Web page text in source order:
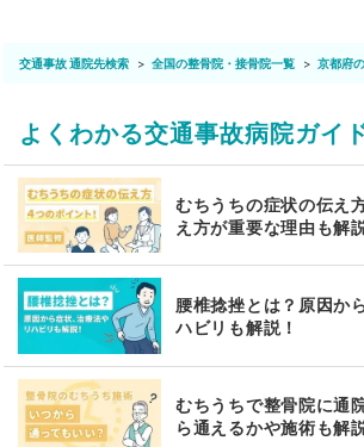
交通事故 通院先検索 全国の整骨院・接骨院一覧 京都府
よくわかる交通事故病院ガイ
むちうちの症状の伝え
え方が重要な理由も解
腰椎捻挫とは？原因か
ハビリも解説！
むちうちで整骨院に通
ら通えるかや施術も解